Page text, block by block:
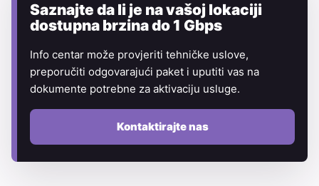
Saznajte da li je na vašoj lokaciji
dostupna brzina do 1 Gbps
Info centar može provjeriti tehničke uslove,
preporučiti odgovarajući paket i uputiti vas na
dokumente potrebne za aktivaciju usluge.
Kontaktirajte nas